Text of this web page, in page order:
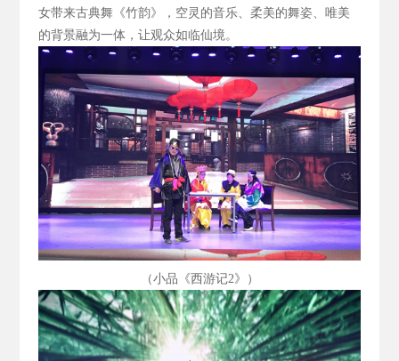
女带来古典舞《竹韵》，空灵的音乐、柔美的舞姿、唯美
的背景融为一体，让观众如临仙境。
（小品《西游记2》）